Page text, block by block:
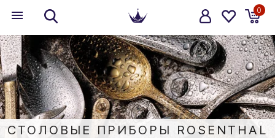
0
СТОЛОВЫЕ ПРИБОРЫ ROSENTHAL